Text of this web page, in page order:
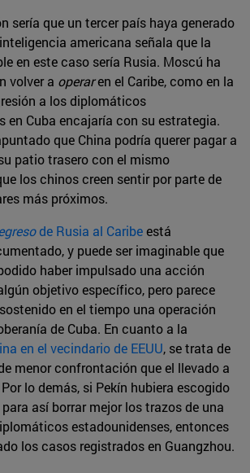
sería que un tercer país haya generado
americana señala que la
en este caso sería Rusia. Moscú ha
volver a operaren el Caribe, como en la
a los diplomáticos
en Cuba encajaría con su estrategia.
que China podría querer pagar a
patio trasero con el mismo
los chinos creen sentir por parte de
más próximos.
de Rusia al Caribeestá
y puede ser imaginable que
haber impulsado una acción
objetivo específico, pero parece
en el tiempo una operación
de Cuba. En cuanto a la
en el vecindario de EEUU, se trata de
menor confrontación que el llevado a
lo demás, si Pekín hubiera escogido
así borrar mejor los trazos de una
estadounidenses, entonces
los casos registrados en Guangzhou.